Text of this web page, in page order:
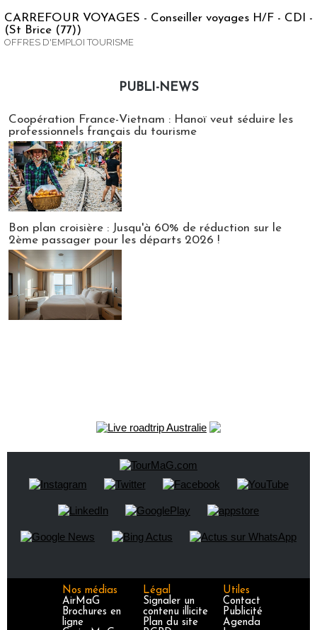
CARREFOUR VOYAGES - Conseiller voyages H/F - CDI -
(St Brice (77))
OFFRES D'EMPLOI TOURISME
PUBLI-NEWS
Coopération France-Vietnam : Hanoï veut séduire les
professionnels français du tourisme
Bon plan croisière : Jusqu'à 60% de réduction sur le
2ème passager pour les départs 2026 !
Nos médias
AirMaG
Brochures en
ligne
Légal
Signaler un
contenu illicite
Plan du site
Utiles
Contact
Publicité
Agenda